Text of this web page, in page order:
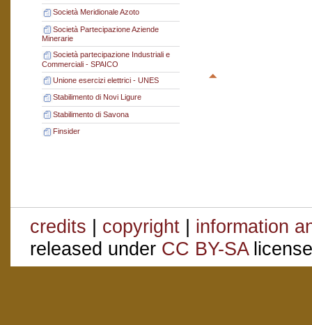
Società Meridionale Azoto
Società Partecipazione Aziende
Minerarie
Società partecipazione Industriali e
Commerciali - SPAICO
Unione esercizi elettrici - UNES
Stabilimento di Novi Ligure
Stabilimento di Savona
Finsider
credits | copyright | information
released under CC BY-SA